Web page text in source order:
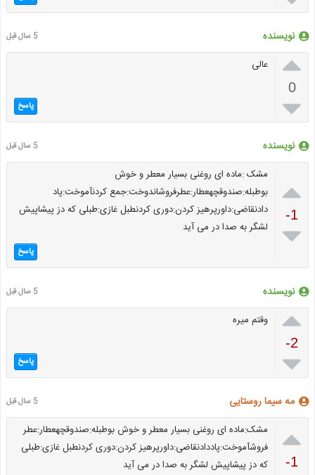
نویسنده 5 سال قبل

0

عالی
پاسخ
نویسنده 5 سال قبل

-1

مشک :ماده ای روغنی بسیار معطر و خوش
بوطبله:صندوقچهعطار:عطرفروشاندوخت:جمع کردنآموخت:پاد
دادنقاضی:داورپرهیز کردن:دوری کردنطبل غازی:طبلی که دز پیشاپیش
لشگر به صدا در می آید
پاسخ
نویسنده 5 سال قبل

-2

وقتم میره
پاسخ
مه سیما روستایی 5 سال قبل

-1
مشک:ماده ای روغنی بسیار معطر و خوش بوطبله:صندوقچهعطار:عطر
فروشآموخت:پاددادنقاضی:داورپرهیز کردن:دوری کردنطبل غازی:طبلی
که دز پیشاپیش لشگر به صدا در می آید